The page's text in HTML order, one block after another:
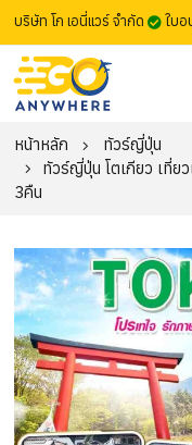
บริษัท โก เอนี่แวร์ จำกัด ใบ
หน้าหลัก
ทัวร์ญี่ปุ่น
ทัวร์ญี่ปุ่น โตเกียว เที่ยว
3คืน